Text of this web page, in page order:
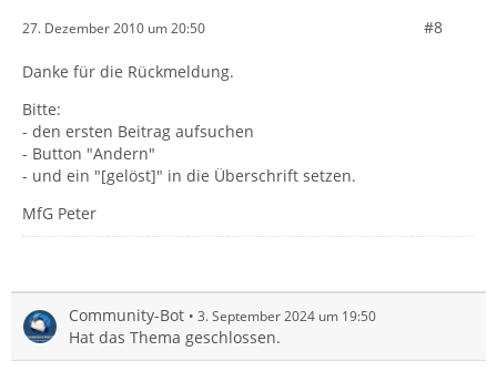
27. Dezember 2010 um 20:50 #8
Danke für die Rückmeldung.
Bitte:
- den ersten Beitrag aufsuchen
- Button "Andern"
- und ein "[gelöst]" in die Überschrift setzen.
MfG Peter
Community-Bot 3. September 2024 um 19:50
Hat das Thema geschlossen.